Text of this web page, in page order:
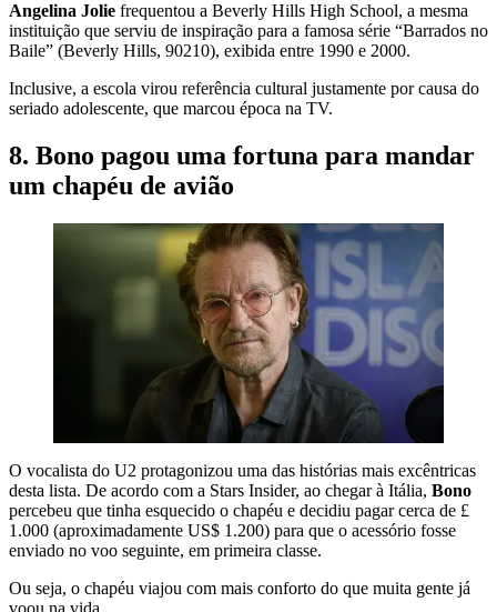
Angelina Jolie frequentou a Beverly Hills High School, a mesma
instituição que serviu de inspiração para a famosa série “Barrados no
Baile” (Beverly Hills, 90210), exibida entre 1990 e 2000.
Inclusive, a escola virou referência cultural justamente por causa do
seriado adolescente, que marcou época na TV.
8. Bono pagou uma fortuna para mandar
um chapéu de avião
O vocalista do U2 protagonizou uma das histórias mais excêntricas
desta lista. De acordo com a Stars Insider, ao chegar à Itália, Bono
percebeu que tinha esquecido o chapéu e decidiu pagar cerca de £
1.000 (aproximadamente US$ 1.200) para que o acessório fosse
enviado no voo seguinte, em primeira classe.
Ou seja, o chapéu viajou com mais conforto do que muita gente já